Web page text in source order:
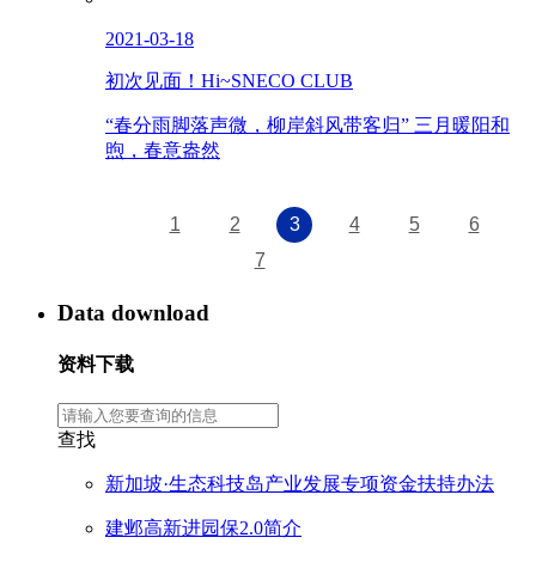
2021-03-18
初次见面！Hi~SNECO CLUB
“春分雨脚落声微，柳岸斜风带客归” 三月暖阳和
煦，春意盎然
1 2 3 4 5
6
7
Data download
资料下载
查找
新加坡·生态科技岛产业发展专项资金扶持办法
建邺高新进园保2.0简介